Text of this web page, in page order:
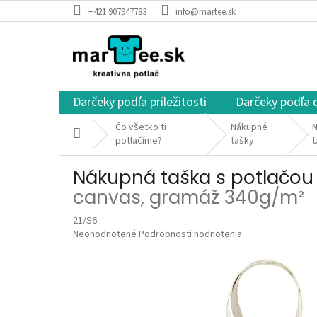
na
+421 907947783 info@martee.sk
Darčeky podľa príležitosti Darčeky podľa
Domov Čo všetko ti
potlačíme?
Nákupné
tašky
Nákupná taška s
canvas, gramáž 340g/m²
21/S6
Priemerné
Neohodnotené Podrobnosti hodnotenia